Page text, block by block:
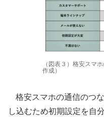
（図表３）格安スマ
作成）
格安スマホの通信のつ
し込むため初期設定を自